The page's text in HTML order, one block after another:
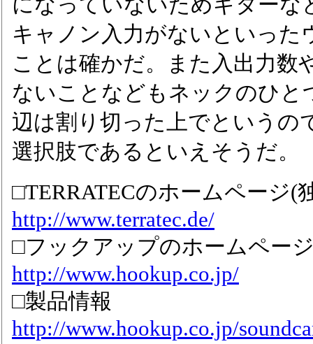
キャノン入力がないといった
ことは確かだ。また入出力数
ないことなどもネックのひと
辺は割り切った上でというの
選択肢であるといえそうだ。
□TERRATECのホームページ(
http://www.terratec.de/
□フックアップのホームペー
http://www.hookup.co.jp/
□製品情報
http://www.hookup.co.jp/